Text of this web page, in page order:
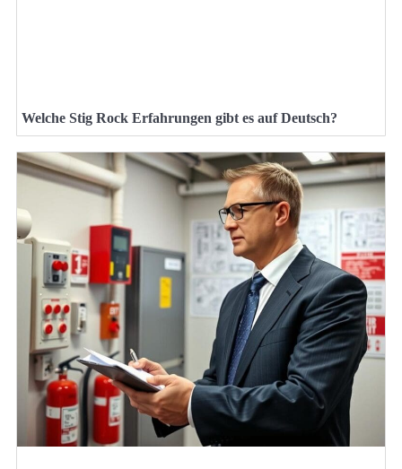
Welche Stig Rock Erfahrungen gibt es auf Deutsch?